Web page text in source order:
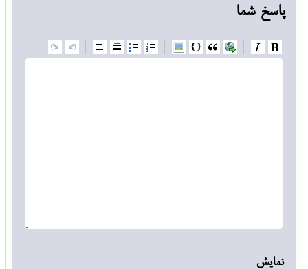
پاسخ شما
نمایش